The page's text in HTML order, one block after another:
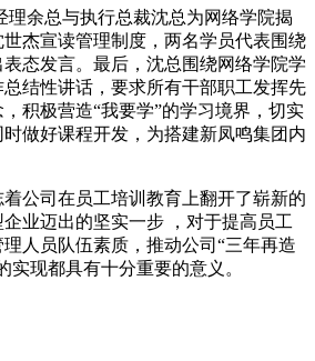
余总与执行总裁沈总为网络学院揭
杰宣读管理制度，两名学员代表围绕
态发言。最后，沈总围绕网络学院学
结性讲话，要求所有干部职工发挥先
积极营造“我要学”的学习境界，切实
做好课程开发，为搭建新凤鸣集团内
公司在员工培训教育上翻开了崭新的
业迈出的坚实一步 ，对于提高员工
人员队伍素质，推动公司“三年再造
实现都具有十分重要的意义。